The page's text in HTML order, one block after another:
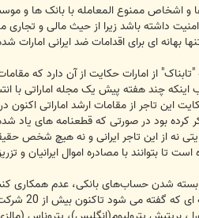
اشخاص ممنوع المعامله با بانک ها و
1929 شورای امنیت داشته باشد زیرا از
ای برای اقدامات ضد ایرانی امارات
از امارات حکایت از آن دارد که
اینکه چند هفته پیش یک مجله اماراتی با
مربوط به سال 2008 ذکر کرده بود در صورتی
نه از این تاجر ایرانی و نه هیچ
است تا بتوانند با مصادره اموال ایرانیان
شدن حساب‌های بانکی، عدم همکاری